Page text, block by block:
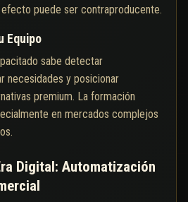
puede ser contraproducente.
Equipo
sabe detectar
necesidades y posicionar
premium. La formación
en mercados complejos
Digital: Automatización